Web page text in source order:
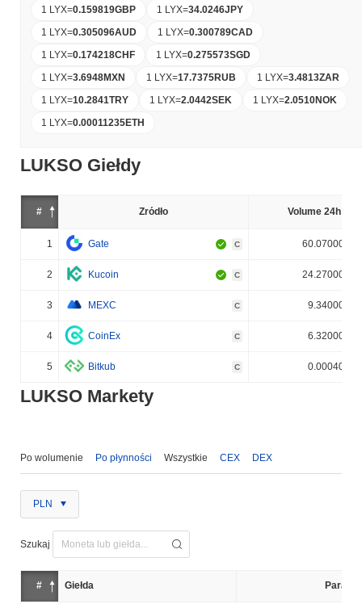
1 LYX=0.159819GBP 1 LYX=34.0246JPY
1 LYX=0.305096AUD 1 LYX=0.300789CAD
1 LYX=0.174218CHF 1 LYX=0.275573SGD
1 LYX=3.6948MXN 1 LYX=17.7375RUB 1 LYX=3.4813ZAR
1 LYX=10.2841TRY 1 LYX=2.0442SEK 1 LYX=2.0510NOK
1 LYX=0.00011235ETH
LUKSO Giełdy
# Źródło Volume 24h (%)
1 Gate C 60.070000%
2 Kucoin C 24.270000%
3 MEXC C 9.340000%
4 CoinEx C 6.320000%
5 Bitkub C 0.000400%
LUKSO Markety
Po wolumenie Po płynności Wszystkie CEX DEX
PLN
Szukaj
# Giełda Para